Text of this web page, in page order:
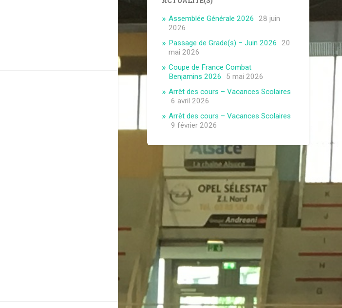
Assemblée Générale 2026
28 juin
2026
Passage de Grade(s) – Juin 2026
20
mai 2026
Coupe de France Combat
Benjamins 2026
5 mai 2026
Arrêt des cours – Vacances Scolaires
6 avril 2026
Arrêt des cours – Vacances Scolaires
9 février 2026